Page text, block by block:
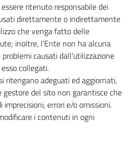
ritenuto responsabile dei
direttamente o indirettamente
che venga fatto delle
inoltre, l'Ente non ha alcuna
causati dall'utilizzazione
collegati.
ritengano adeguati ed aggiornati,
del sito non garantisce che
errori e/o omissioni.
i contenuti in ogni